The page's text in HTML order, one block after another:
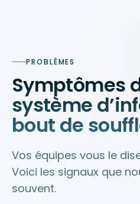
PROBLÈMES
Symptômes
système
bout de
Vos équipes vous le
Voici les signaux que
souvent.